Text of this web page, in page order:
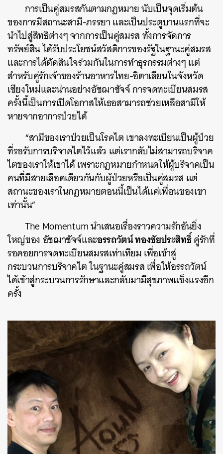
การเป็นคู่สมรสกันตามกฎหมาย นับเป็นจุดเริ่มต้น
ของการมีสถานะสามี-ภรรยา และเป็นประตูบานแรกที่จะ
นำไปสู่สิทธิต่างๆ จากการเป็นคู่สมรส ทั้งการจัดการ
ทรัพย์สิน ได้รับประโยชน์สวัสดิการของรัฐในฐานะคู่สมรส
และการได้ตัดสินใจร่วมกันในการทำธุรกรรมต่างๆ แต่
สำหรับคู่รักเจ้าของร้านอาหารไทย-อิตาเลียนในจังหวัด
เชียงใหม่และน่านอย่างอัชฌาชัจจ์ การจดทะเบียนสมรส
ครั้งนี้เป็นการเปิดโอกาสให้เธอสามารถช่วยเหลือสามีให้
หายจากอาการป่วยได้
“สามีของเราป่วยเป็นโรคไต เขาลงทะเบียนเป็นผู้ป่วย
ที่รอรับการบริจาคไตไว้แล้ว แต่เรากลับไม่สามารถบริจาค
ไตของเราให้เขาได้ เพราะกฎหมายกำหนดให้ผู้บริจาคเป็น
คนที่มีสายเลือดเดียวกันกับผู้ป่วยหรือเป็นคู่สมรส แต่
สถานะของเราในกฎหมายตอนนี้เป็นได้แค่เพื่อนของเขา
เท่านั้น”
The Momentum นำเสนอเรื่องราวความรักอันยิ่ง
ใหญ่ของ อัชฌาชัจจ์และอรรถวัตน์ ทองชัยประสิทธิ์คู่รักที่
รอคอยการจดทะเบียนสมรสเท่าเทียม เพื่อเข้าสู่
กระบวนการบริจาคไต ในฐานะคู่สมรส เพื่อให้อรรถวัตน์
ได้เข้าสู่กระบวนการรักษาและกลับมามีสุขภาพแข็งแรงอีก
ครั้ง